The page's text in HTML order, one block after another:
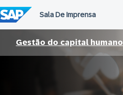
para
o
conteúdo
Gestão do capital humano